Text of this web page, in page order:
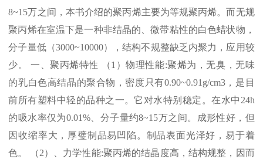
8~15万之间，本书介绍的聚丙烯主要为等规聚丙烯。而无规
聚丙烯在室温下是一种非结晶的、微带粘性的白色蜡状物，
分子量低（3000~10000），结构不规整缺乏内聚力，应用较
少。 一、聚丙烯特性 （1 ）物理性能:聚烯为，无臭，无味
的乳白色高结晶的聚合物，密度只有0.90~0.91g/cm3，是目
前所有塑料中轻的品种之一。它对水特别稳定。在水中 24h
的吸水率仅为0.01%、分子量约8~15万之间。成形性好，但
因收缩率大，厚璧制品易凹陷。制品表面光泽好，易于着
色。 （2）、力学性能:聚丙烯的结晶度高，结构规整，因而